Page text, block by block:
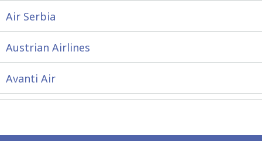
Air Serbia
Austrian Airlines
Avanti Air